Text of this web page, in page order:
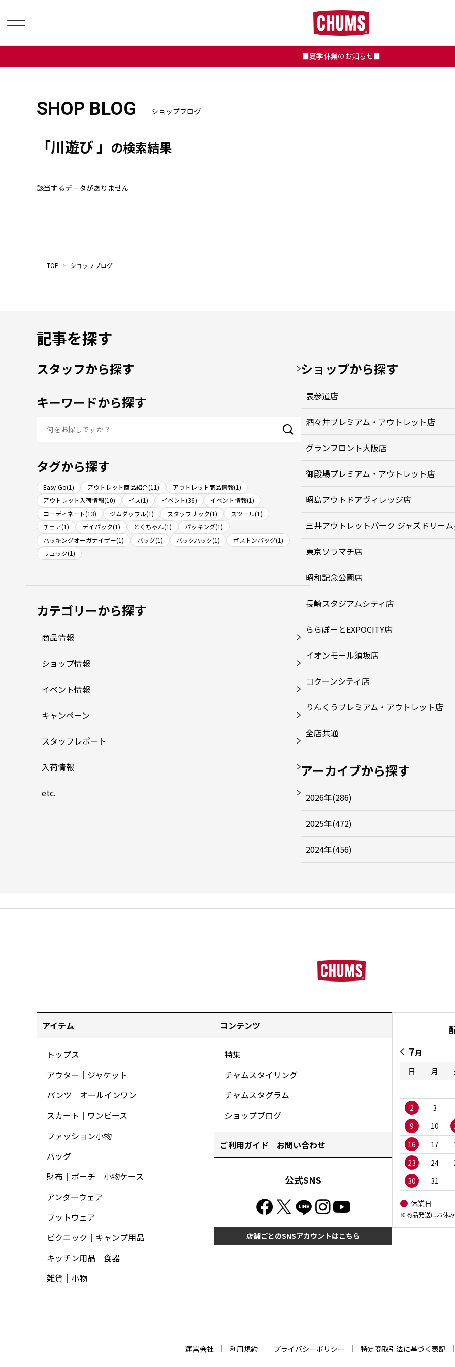
■夏季休業のお知らせ■
SHOP BLOG ショップブログ
「川遊び 」 の検索結果
該当するデータがありません
TOP > ショップブログ
記事を探す
スタッフから探す
キーワードから探す
タグから探す
Easy-Go(1) アウトレット商品紹介(11)
アウトレット商品情報(1)
アウトレット入荷情報(10)
イス(1) イベント(36)
イベント情報(1)
コーディネート(13)
ジムダッフル(1) スタッフサック(1)
スツール(1)
チェア(1)
デイパック(1) とくちゃん(1)
パッキング(1)
パッキングオーガナイザー(1)
バッグ(1) バックパック(1)
ボストンバッグ(1)
リュック(1)
カテゴリーから探す
商品情報
ショップ情報
イベント情報
キャンペーン
スタッフレポート
入荷情報
etc.
ショップから探す
表参道店
酒々井プレミアム・アウトレット店
グランフロント大阪店
御殿場プレミアム・アウトレット店
昭島アウトドアヴィレッジ店
三井アウトレットパーク ジャズドリー
東京ソラマチ店
昭和記念公園店
長崎スタジアムシティ店
ららぽーとEXPOCITY店
イオンモール須坂店
コクーンシティ店
りんくうプレミアム・アウトレット店
全店共通
アーカイブから探す
2026年(286)
2025年(472)
2024年(456)
アイテム
トップス
アウター｜ジャケット
パンツ｜オールインワン
スカート｜ワンピース
ファッション小物
バッグ
財布｜ポーチ｜小物ケース
アンダーウェア
フットウェア
ピクニック｜キャンプ用品
キッチン用品｜食器
雑貨｜小物
コンテンツ
特集
チャムスタイリング
チャムスタグラム
ショップブログ
ご利用ガイド｜お問い合わせ
公式SNS
店舗ごとのSNSアカウントはこちら
7月
日
月
2
3
9
10
16
17
23
24
30
31
休業日
※商品発送はお休
運営会社 利用規約 プライバシーポリシー 特定商取引法に基づく表記